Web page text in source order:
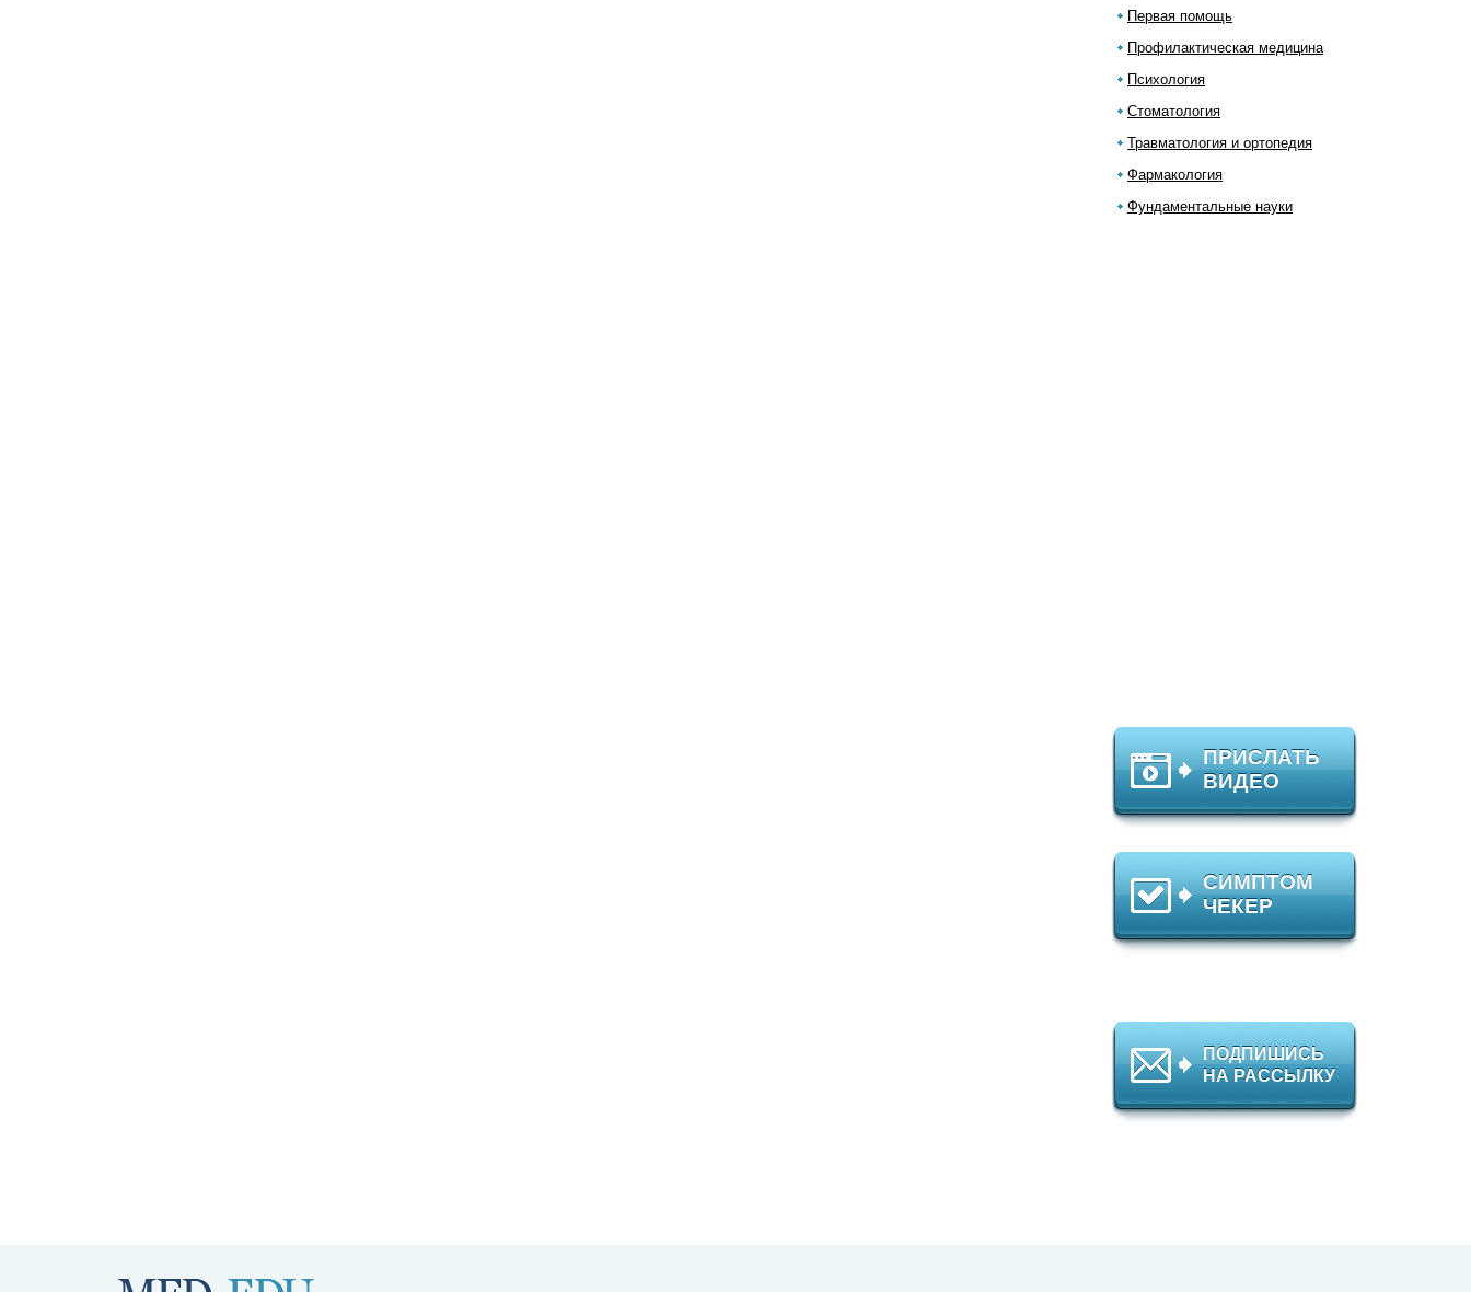
Первая помощь
Профилактическая медицина
Психология
Стоматология
Травматология и ортопедия
Фармакология
Фундаментальные науки
ПРИСЛАТЬ
ВИДЕО
СИМПТОМ
ЧЕКЕР
ПОДПИШИСЬ
НА РАССЫЛКУ